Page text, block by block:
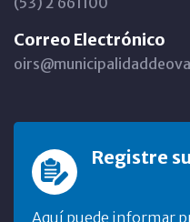
Correo Electrónico
Registre
Aquí puede informar